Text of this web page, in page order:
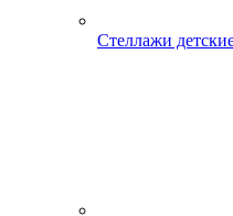
Стеллажи